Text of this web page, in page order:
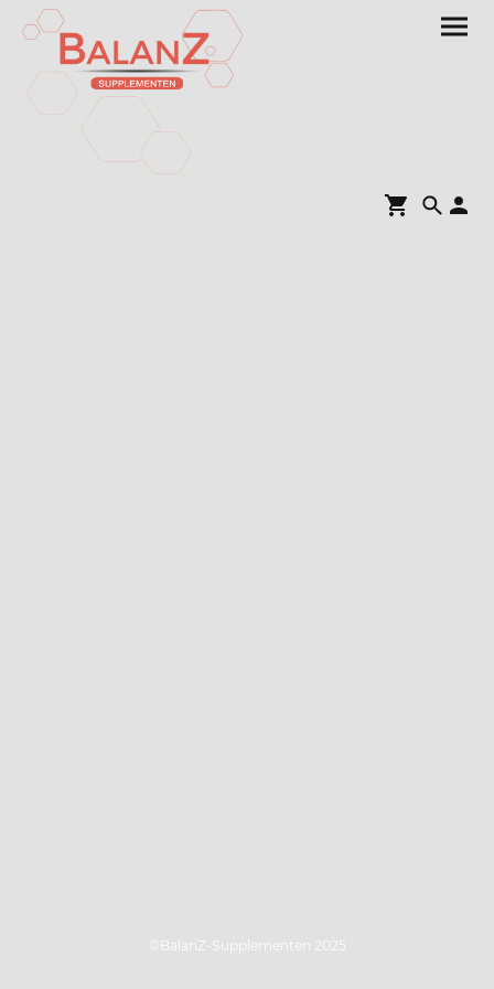
©BalanZ-Supplementen 2025